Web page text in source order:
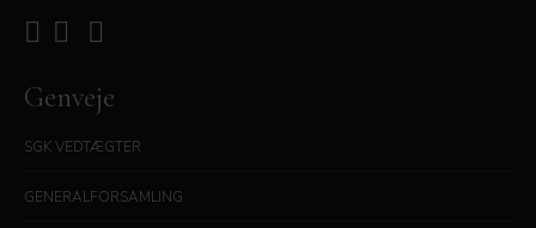
Genveje
SGK VEDTÆGTER
GENERALFORSAMLING